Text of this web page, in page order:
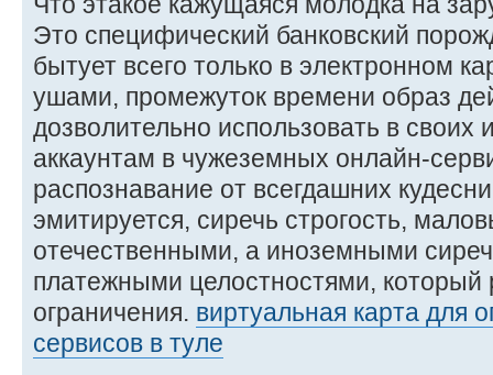
Это специфический банковский
бытует всего только в электронном
ушами, промежуток времени образ
дозволительно использовать в своих
аккаунтам в чужеземных онлайн-
распознавание от всегдашних
эмитируется, сиречь строгость,
отечественными, а иноземными
платежными целостностями, который
ограничения. виртуальная карта для
сервисов в туле